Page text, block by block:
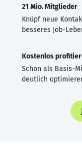
21 Mio. Mitglieder
Knüpf neue
besseres Job-
Kostenlos
Schon als Basis-
deutlich